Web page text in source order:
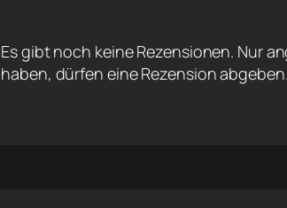
Es gibt noch keine Rezensionen. Nur
haben, dürfen eine Rezension abgeben.